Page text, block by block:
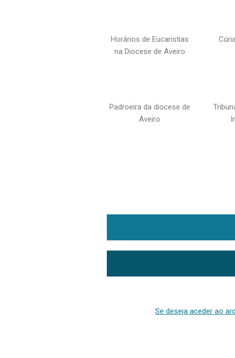
Horários de Eucaristias
na Diocese de Aveiro
Padroeira da diocese de
Aveiro
Se deseja aceder ao